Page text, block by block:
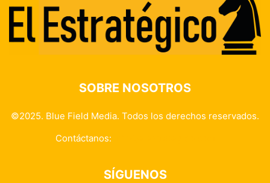
SOBRE NOSOTROS
©2025. Blue Field Media. Todos los derechos reservados.
Contáctanos:
SÍGUENOS